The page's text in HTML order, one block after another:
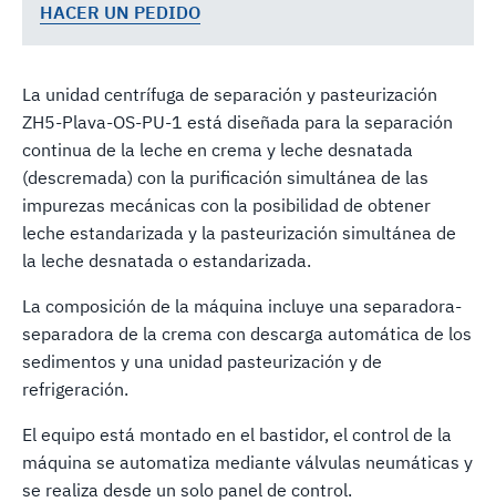
HACER UN PEDIDO
La unidad centrífuga de separación y pasteurización
ZH5-Plava-OS-PU-1 está diseñada para la separación
continua de la leche en crema y leche desnatada
(descremada) con la purificación simultánea de las
impurezas mecánicas con la posibilidad de obtener
leche estandarizada y la pasteurización simultánea de
la leche desnatada o estandarizada.
La composición de la máquina incluye una separadora-
separadora de la crema con descarga automática de los
sedimentos y una unidad pasteurización y de
refrigeración.
El equipo está montado en el bastidor, el control de la
máquina se automatiza mediante válvulas neumáticas y
se realiza desde un solo panel de control.